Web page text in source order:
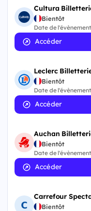
Cultura
Bientôt
Date de l'évènement
Accéder
Leclerc
Bientôt
Date de l'évènement
Accéder
Auchan
Bientôt
Date de l'évènement
Accéder
Carrefour
Bientôt